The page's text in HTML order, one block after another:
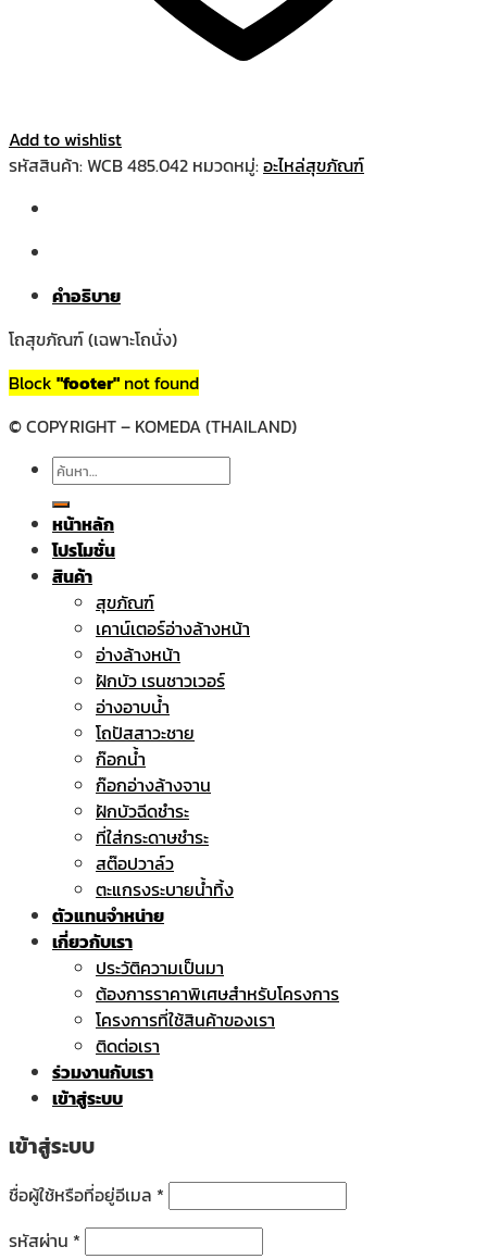
Add to wishlist
รหัสสินค้า:WCB 485.042 หมวดหมู่:อะไหล่สุขภัณฑ์
คำอธิบาย
โถสุขภัณฑ์ (เฉพาะโถนั่ง)
Block "footer" not found
© COPYRIGHT – KOMEDA (THAILAND)
ค้นหา:
หน้าหลัก
โปรโมชั่น
สินค้า
สุขภัณฑ์
เคาน์เตอร์อ่างล้างหน้า
อ่างล้างหน้า
ฝักบัว เรนชาวเวอร์
อ่างอาบน้ำ
โถปัสสาวะชาย
ก๊อกน้ำ
ก๊อกอ่างล้างจาน
ฝักบัวฉีดชำระ
ที่ใส่กระดาษชำระ
สต๊อปวาล์ว
ตะแกรงระบายน้ำทิ้ง
ตัวแทนจำหน่าย
เกี่ยวกับเรา
ประวัติความเป็นมา
ต้องการราคาพิเศษสำหรับโครงการ
โครงการที่ใช้สินค้าของเรา
ติดต่อเรา
ร่วมงานกับเรา
เข้าสู่ระบบ
เข้าสู่ระบบ
ชื่อผู้ใช้หรือที่อยู่อีเมล *
รหัสผ่าน *